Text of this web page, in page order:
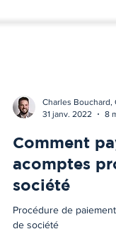
Charles Bouchard,
8
Comment
acomptes
société